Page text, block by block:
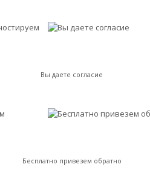
Вы даете согласие
Бесплатно привезем обратно